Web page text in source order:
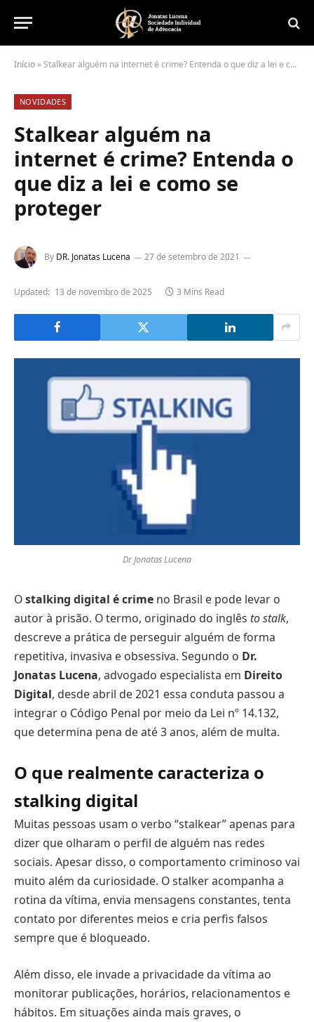
Início »Stalkear alguém na internet é crime? Entenda o que diz a lei e como se proteger
NOVIDADES
Stalkear alguém na
internet é crime? Entenda o
que diz a lei e como se
proteger
By DR. Jonatas Lucena 27 de setembro de 2021
Updated: 13 de novembro de 2025 3 Mins Read
Dr Jonatas Lucena
Ostalking digital é crime no Brasil e pode levar o
autor à prisão. O termo, originado do inglês to stalk,
descreve a prática de perseguir alguém de forma
repetitiva, invasiva e obsessiva. Segundo o Dr.
Jonatas Lucena, advogado especialista em Direito
Digital, desde abril de 2021 essa conduta passou a
integrar o Código Penal por meio da Lei nº 14.132,
que determina pena de até 3 anos, além de multa.
O que realmente caracteriza o
stalking digital
Muitas pessoas usam o verbo “stalkear” apenas para
dizer que olharam o perfil de alguém nas redes
sociais. Apesar disso, o comportamento criminoso vai
muito além da curiosidade. O stalker acompanha a
rotina da vítima, envia mensagens constantes, tenta
contato por diferentes meios e cria perfis falsos
sempre que é bloqueado.
Além disso, ele invade a privacidade da vítima ao
monitorar publicações, horários, relacionamentos e
hábitos. Em situações ainda mais graves, o